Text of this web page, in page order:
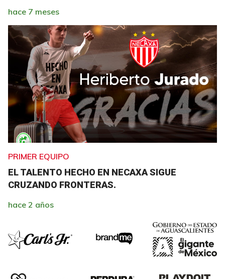
hace 7 meses
PRIMER EQUIPO
EL TALENTO HECHO EN NECAXA SIGUE
CRUZANDO FRONTERAS.
hace 2 años